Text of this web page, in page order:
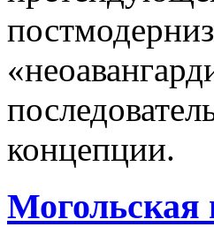
концепции.